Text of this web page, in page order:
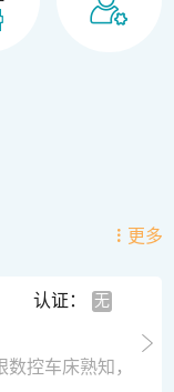
更多
认证：
控车床熟知，